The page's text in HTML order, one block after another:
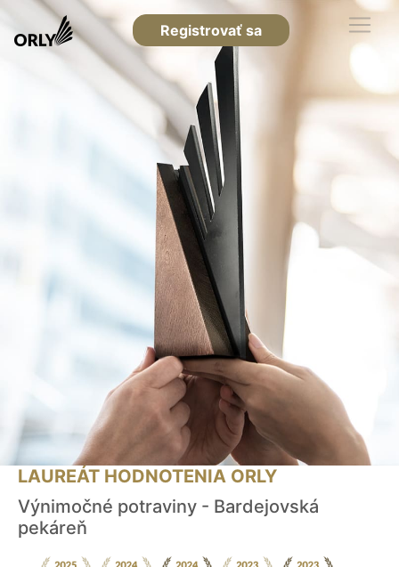
Registrovať sa
LAUREÁT HODNOTENIA ORLY
Výnimočné potraviny - Bardejovská
pekáreň